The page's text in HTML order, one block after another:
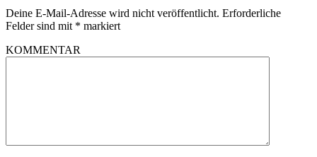
Deine E-Mail-Adresse wird nicht veröffentlicht. Erforderliche
Felder sind mit * markiert
KOMMENTAR